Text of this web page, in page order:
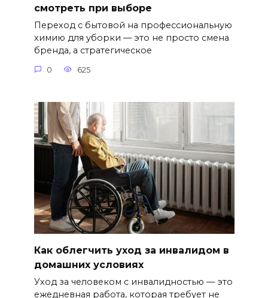
смотреть при выборе
Переход с бытовой на профессиональную
химию для уборки — это не просто смена
бренда, а стратегическое
0 625
Как облегчить уход за инвалидом в
домашних условиях
Уход за человеком с инвалидностью — это
ежедневная работа, которая требует не